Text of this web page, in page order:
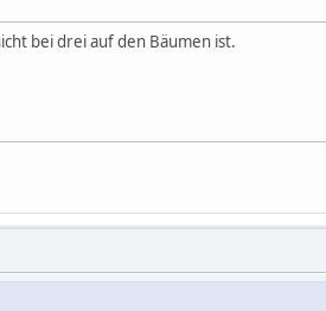
bei drei auf den Bäumen ist.